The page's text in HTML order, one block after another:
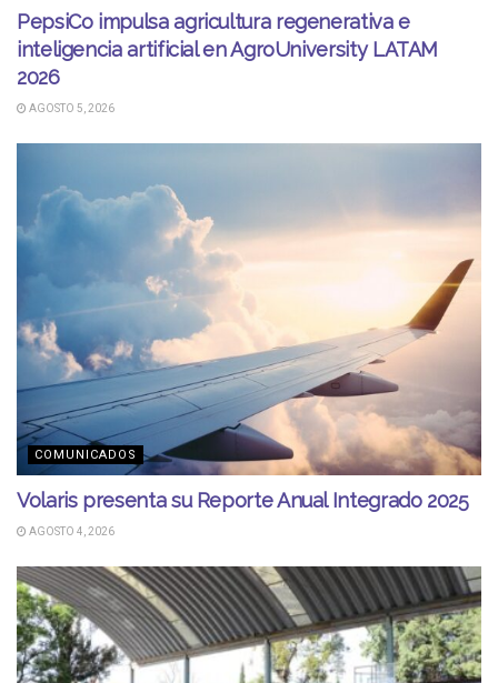
PepsiCo impulsa agricultura regenerativa e
inteligencia artificial en AgroUniversity LATAM
2026
AGOSTO 5, 2026
COMUNICADOS
Volaris presenta su Reporte Anual Integrado 2025
AGOSTO 4, 2026